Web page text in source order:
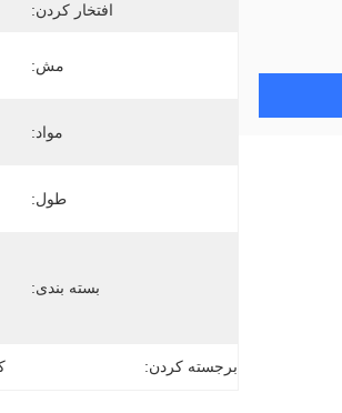
افتخار کردن:
مش:
مواد:
طول:
بسته بندی:
برجسته کردن: